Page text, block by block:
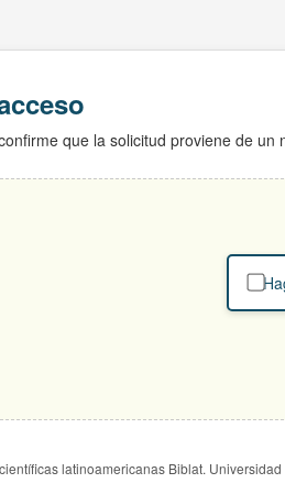
que la solicitud proviene de un
latinoamericanas Biblat.